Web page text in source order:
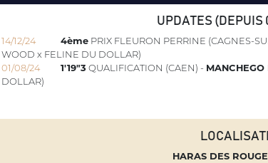
UPDATES (DEPUIS
14/12/24 4èmePRIX FLEURON PERRINE (CAGNES-
WOOD x FELINE DU DOLLAR)
01/08/24
1'19"3 QUALIFICATION (CAEN) - MANCHEGO
DOLLAR)
HARAS DES